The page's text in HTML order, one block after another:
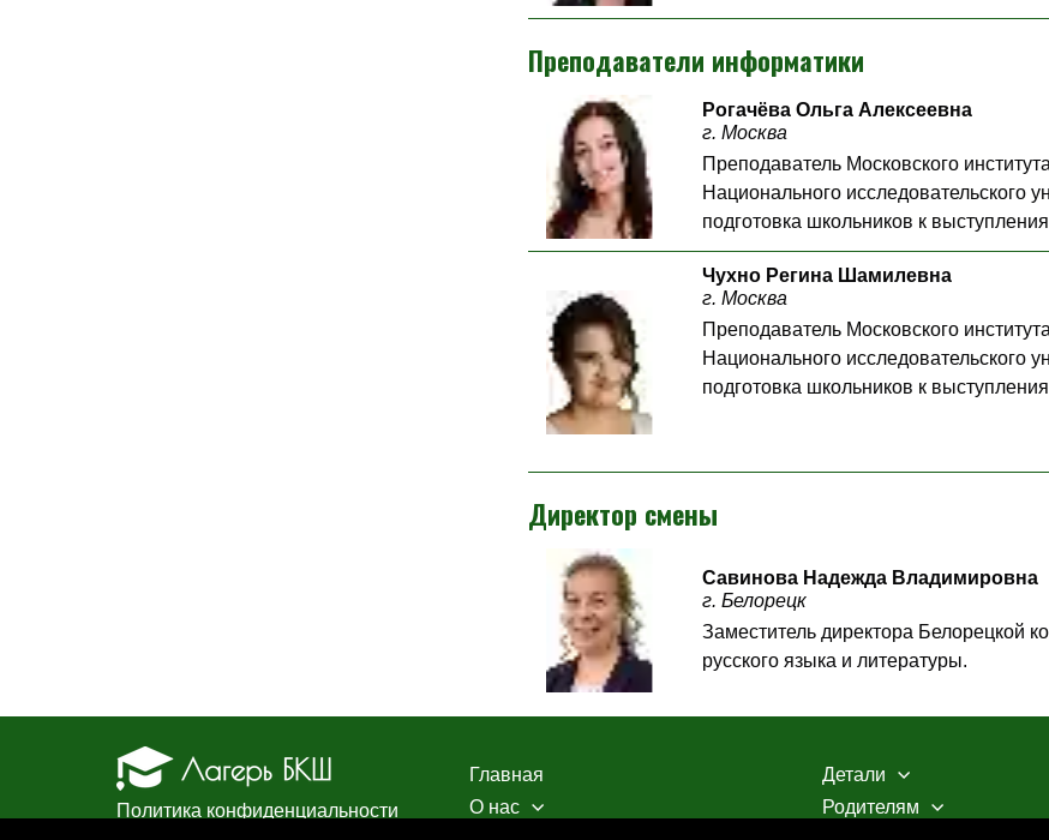
Преподаватели информатики
Рогачёва Ольга Алексеевна
г. Москва
Преподаватель Московского
Национального исследовательского
подготовка школьников к
Чухно Регина Шамилевна
г. Москва
Преподаватель Московского
Национального исследовательского
подготовка школьников к
Директор смены
Савинова Надежда Владимировна
г. Белорецк
Заместитель директора Белорецкой
русского языка и литературы.
Политика конфиденциальности
Главная
О нас
Детали
Родителям